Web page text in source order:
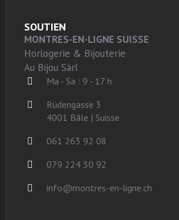
SOUTIEN
MONTRES-EN-LIGNE SUISSE
Horlogerie & Bijouterie
Au Bijou Sàrl
Ma - Sa : 9 - 17 h
Rüdengasse 3
4001 Bâle | Suisse
061 263 92 08
079 224 30 92
info@montres-en-ligne.ch